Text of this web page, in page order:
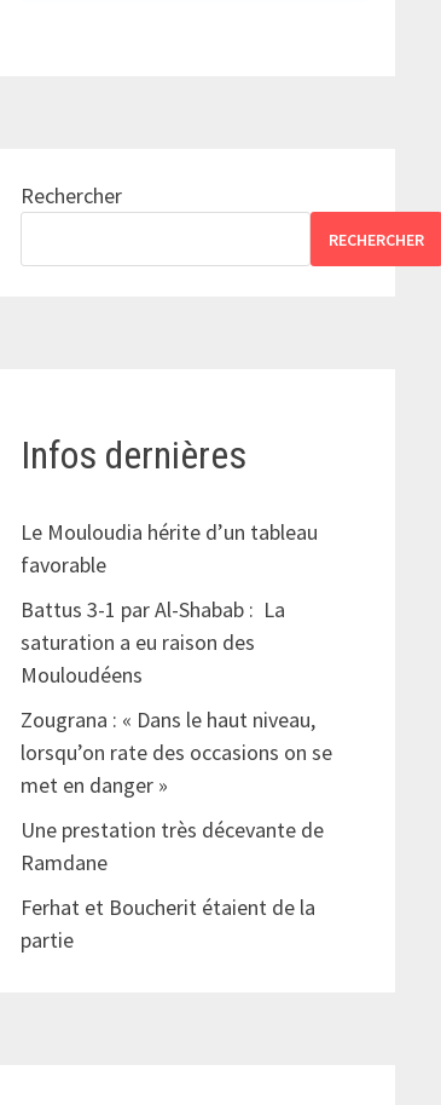
Rechercher
RECHERCHER
Infos dernières
Le Mouloudia hérite d’un tableau
favorable
Battus 3-1 par Al-Shabab : La
saturation a eu raison des
Mouloudéens
Zougrana : « Dans le haut niveau,
lorsqu’on rate des occasions on se
met en danger »
Une prestation très décevante de
Ramdane
Ferhat et Boucherit étaient de la
partie